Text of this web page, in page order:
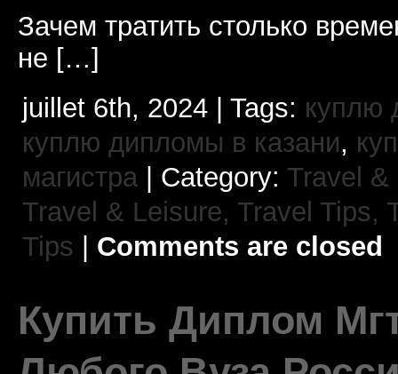
Зачем тратить столько
не […]
juillet 6th, 2024 | Tags: куплю
куплю дипломы в казани,
магистра| Category: Travel &
Travel & Leisure, Travel Tips,
Tips
Comments are closed
Купить Диплом